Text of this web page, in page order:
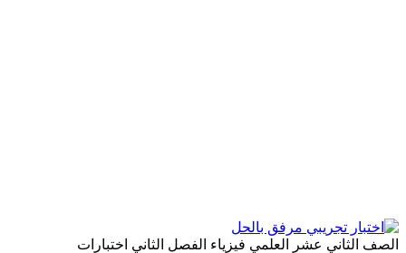
الصف الثاني عشر العلمي فيزياء الفصل الثاني اختبارات